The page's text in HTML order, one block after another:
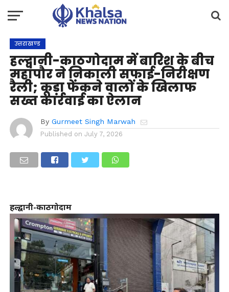
उत्तराखण्ड
हल्द्वानी-काठगोदाम में बारिश के बीच
महापौर ने निकाली सफाई-निरीक्षण
रैली; कूड़ा फेंकने वालों के खिलाफ
सख्त कार्रवाई का ऐलान
By Gurmeet Singh Marwah
Published on July 7, 2026
हल्द्वानी-काठगोदाम